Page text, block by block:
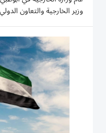
وزير الخارجية والتعاون
وجرى خلال اللقاء بحث
وجمهورية جنوب السودان،